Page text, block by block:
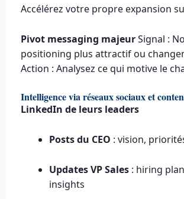
Accélérez votre propre expansion
Pivot messaging majeurSignal :
positioning plus attractif ou
Action : Analysez ce qui motive le
Intelligence via réseaux sociaux et
LinkedIn de leurs leaders
Posts du CEO : vision,
Updates VP Sales: hiring
insights